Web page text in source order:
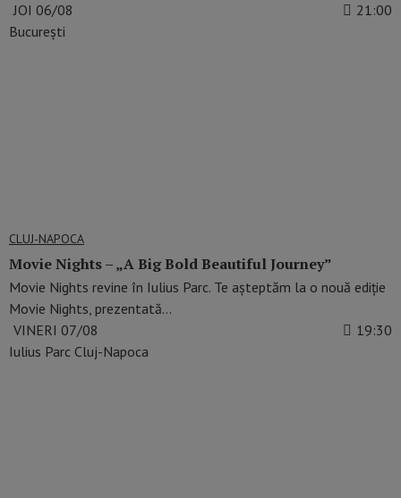
JOI 06/08
21:00
București
CLUJ-NAPOCA
Movie Nights – „A Big Bold Beautiful Journey”
Movie Nights revine în Iulius Parc. Te așteptăm la o nouă ediție
Movie Nights, prezentată…
VINERI 07/08
19:30
Iulius Parc Cluj-Napoca